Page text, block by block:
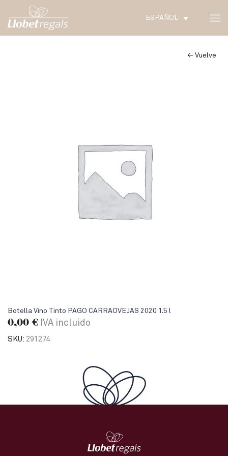
ESPAÑOL
← Vuelve
Botella Vino Tinto PAGO CARRAOVEJAS 2020 1.5 l
0,00 € IVA incluido
SKU: 291274